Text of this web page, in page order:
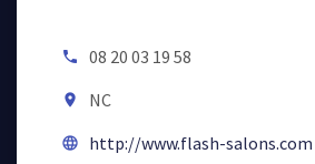
local_phone 08 20 03 19 58
room NC
language http://www.flash-salons.com